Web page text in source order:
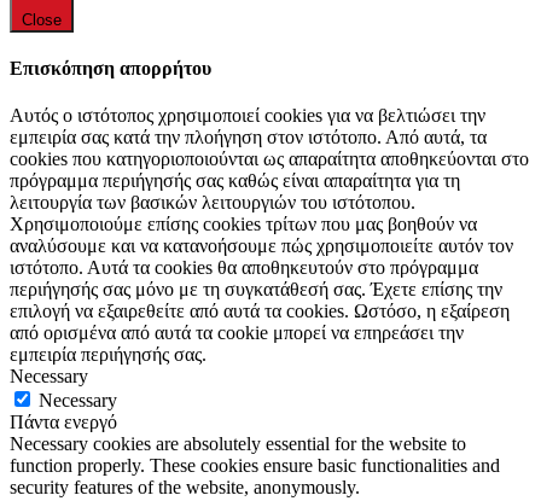
Close
Επισκόπηση απορρήτου
Αυτός ο ιστότοπος χρησιμοποιεί cookies για να βελτιώσει την
εμπειρία σας κατά την πλοήγηση στον ιστότοπο. Από αυτά, τα
cookies που κατηγοριοποιούνται ως απαραίτητα αποθηκεύονται στο
πρόγραμμα περιήγησής σας καθώς είναι απαραίτητα για τη
λειτουργία των βασικών λειτουργιών του ιστότοπου.
Χρησιμοποιούμε επίσης cookies τρίτων που μας βοηθούν να
αναλύσουμε και να κατανοήσουμε πώς χρησιμοποιείτε αυτόν τον
ιστότοπο. Αυτά τα cookies θα αποθηκευτούν στο πρόγραμμα
περιήγησής σας μόνο με τη συγκατάθεσή σας. Έχετε επίσης την
επιλογή να εξαιρεθείτε από αυτά τα cookies. Ωστόσο, η εξαίρεση
από ορισμένα από αυτά τα cookie μπορεί να επηρεάσει την
εμπειρία περιήγησής σας.
Necessary
Necessary
Πάντα ενεργό
Necessary cookies are absolutely essential for the website to
function properly. These cookies ensure basic functionalities and
security features of the website, anonymously.